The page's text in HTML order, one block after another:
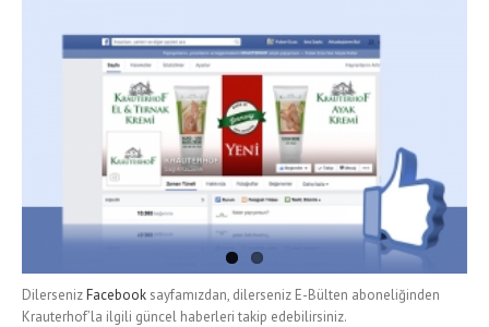
DilersenizFacebook sayfamızdan, dilerseniz E-Bülten aboneliğinden
Krauterhof’la ilgili güncel haberleri takip edebilirsiniz.